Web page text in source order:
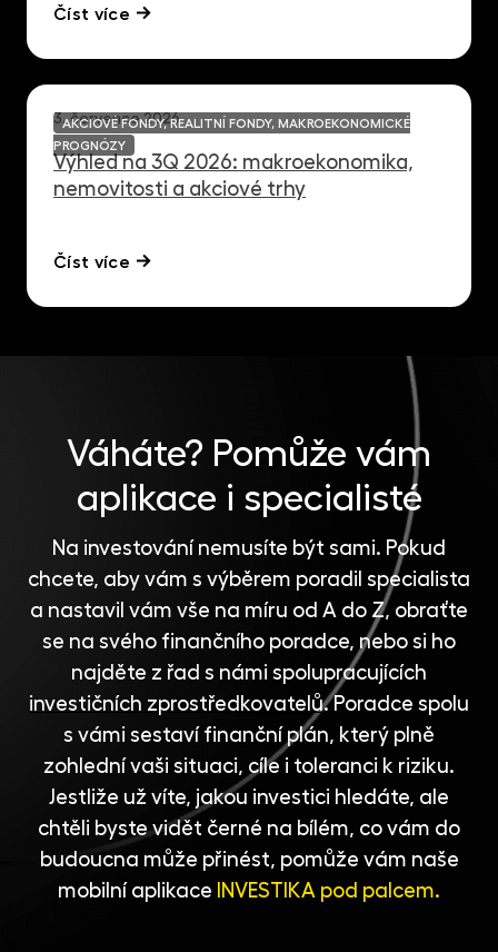
Číst více
3. července 2026
Výhled na 3Q 2026: makroekonomika,
nemovitosti a akciové trhy
Číst více
AKCIOVÉ FONDY, REALITNÍ FONDY, MAKROEKONOMICKÉ
PROGNÓZY
Váháte? Pomůže vám
aplikace i specialisté
Na investování nemusíte být sami. Pokud
chcete, aby vám s výběrem poradil specialista
a nastavil vám vše na míru od A do Z, obraťte
se na svého finančního poradce, nebo si ho
najděte z řad s námi spolupracujících
investičních zprostředkovatelů. Poradce spolu
s vámi sestaví finanční plán, který plně
zohlední vaši situaci, cíle i toleranci k riziku.
Jestliže už víte, jakou investici hledáte, ale
chtěli byste vidět černé na bílém, co vám do
budoucna může přinést, pomůže vám naše
mobilní aplikace INVESTIKA pod palcem.